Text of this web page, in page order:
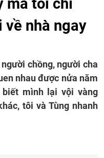
về nhà ngay
chồng, người cha
nhau được nửa năm
mình lại vội vàng
tôi và Tùng nhanh